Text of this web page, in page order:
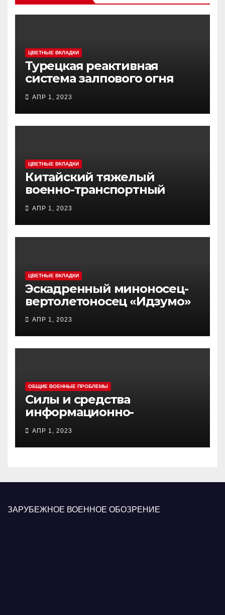
ЦВЕТНЫЕ ВКЛАДКИ
Турецкая реактивная
система залпового огня
MCL (Multi-Caliber Launcher)
АПР 1, 2023
ЦВЕТНЫЕ ВКЛАДКИ
Китайский тяжелый
военно-транспортный
самолет (BTC) Y-20
(«ЮНЬ-20») «Куньпин»
АПР 1, 2023
ЦВЕТНЫЕ ВКЛАДКИ
Эскадренный миноносец-
вертолетоносец «Идзумо»
АПР 1, 2023
ОБЩИЕ ВОЕННЫЕ ПРОБЛЕМЫ
Силы и средства
информационно-
психологических операций
вооруженных сил Украины
АПР 1, 2023
ЗАРУБЕЖНОЕ ВОЕННОЕ ОБОЗРЕНИЕ